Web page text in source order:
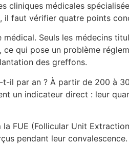
cliniques médicales
il faut vérifier quatre points
Seuls les médecins
qui pose un problème
des greffons.
t-il par an ? À partir de 200 à
un indicateur direct : leur
FUE (Follicular Unit
pendant leur